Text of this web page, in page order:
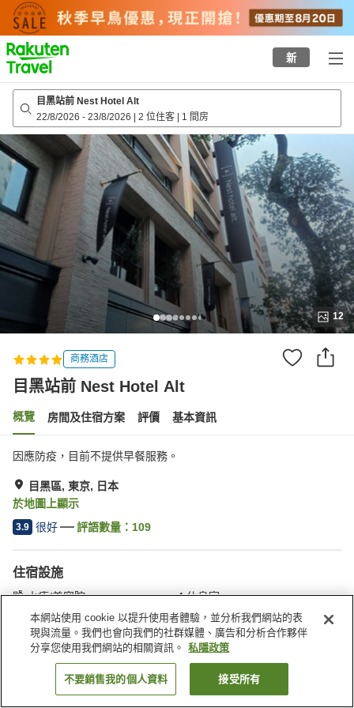
to
top
page
新
目黑站前 Nest Hotel Alt
22/8/2026 - 23/8/2026 | 2 位住客 | 1 間房
12
商務酒店
目黑站前 Nest Hotel Alt
概覽 房間及住宿方案 評價 基本資訊
因應防疫，目前不提供早餐服務。
目黑區, 東京, 日本
於地圖上顯示
3.9 很好 評語數量： 109
住宿設施
水療/美容院
休息室
自動販賣機
送遞服務
主頁 日本 東京 目黑區 目黑站前 Nest Hotel Alt
找客房
本網站使用 cookie 以提升使用者體驗，並分析我們網站的表
現與流量。我們也會向我們的社群媒體、廣告和分析合作夥伴
分享您使用我們網站的相關資訊。
私隱政策
不要銷售我的個人資料 接受所有